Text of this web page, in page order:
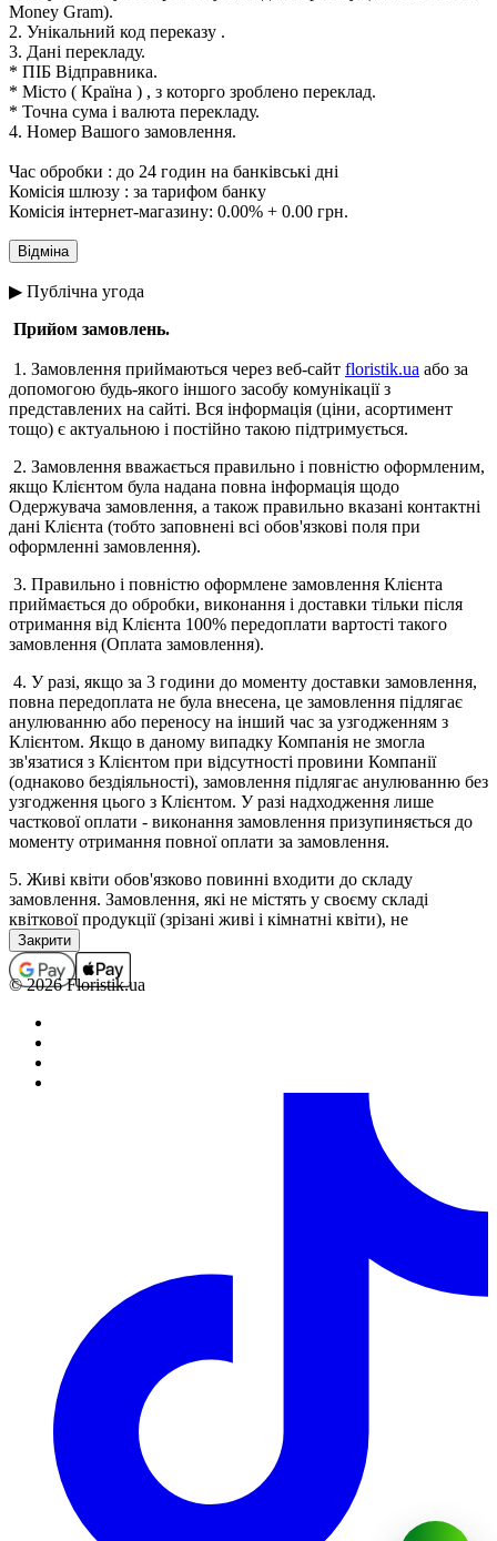
Money Gram).
2. Унікальний код переказу .
3. Дані перекладу.
* ПІБ Відправника.
* Місто ( Країна ) , з которго зроблено переклад.
* Точна сума і валюта перекладу.
4. Номер Вашого замовлення.
Час обробки : до 24 годин на банківські дні
Комісія шлюзу : за тарифом банку
Комісія інтернет-магазину: 0.00% + 0.00 грн.
▶ Публічна угода
Прийом замовлень.
1. Замовлення приймаються через веб-сайт floristik.ua або за
допомогою будь-якого іншого засобу комунікації з
представлених на сайті. Вся інформація (ціни, асортимент
тощо) є актуальною і постійно такою підтримується.
2. Замовлення вважається правильно і повністю оформленим,
якщо Клієнтом була надана повна інформація щодо
Одержувача замовлення, а також правильно вказані контактні
дані Клієнта (тобто заповнені всі обов'язкові поля при
оформленні замовлення).
3. Правильно і повністю оформлене замовлення Клієнта
приймається до обробки, виконання і доставки тільки після
отримання від Клієнта 100% передоплати вартості такого
замовлення (Оплата замовлення).
4. У разі, якщо за 3 години до моменту доставки замовлення,
повна передоплата не була внесена, це замовлення підлягає
анулюванню або переносу на інший час за узгодженням з
Клієнтом. Якщо в даному випадку Компанія не змогла
зв'язатися з Клієнтом при відсутності провини Компанії
(однаково бездіяльності), замовлення підлягає анулюванню без
узгодження цього з Клієнтом. У разі надходження лише
часткової оплати - виконання замовлення призупиняється до
моменту отримання повної оплати за замовлення.
5. Живі квіти обов'язково повинні входити до складу
замовлення. Замовлення, які не містять у своєму складі
квіткової продукції (зрізані живі і кімнатні квіти), не
приймаються, а помилково прийняті підлягають анулюванню
(з поверненням коштів, якщо замовлення було оплачено). В
окремих випадках виконання замовлень, які не містять у
попереднім погодженням з менеджером.
6. Повністю оформленим і прийнятим до виконання,
вважається замовлення зі статусом "Сплачено".
1. Кожному замовленню присвоюється певний статус, який
2. Статуси замовлень змінюються цілодобово в
автоматичному режимі. У зв'язку з великим навантаженням,
статуси замовлень на 14 лютого і 8 березня,новий рік
змінюються протягом 48 годин з моменту встановленої дати
його виконання.
3. Безпосереднє комплектування замовлення виконується за
кілька годин до зазначеного клієнтом часу доставки, якщо
замовлення було повністю оформлено, оплачено і прийнято у
роботу.
4. Клієнт може змінювати будь-яку інформаційну частину
замовлення до моменту підготовки замовлення (див. П.3.3) за
погодженням з Компанією. Зміни в замовленні, вважаються
© 2026 Floristik.ua